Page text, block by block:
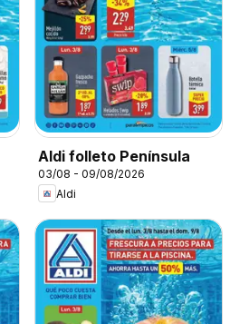
Aldi folleto Península
03/08 - 09/08/2026
Aldi